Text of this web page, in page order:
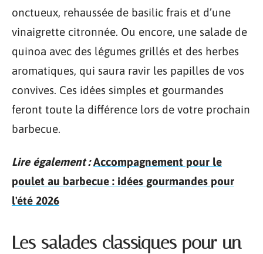
onctueux, rehaussée de basilic frais et d’une
vinaigrette citronnée. Ou encore, une salade de
quinoa avec des légumes grillés et des herbes
aromatiques, qui saura ravir les papilles de vos
convives. Ces idées simples et gourmandes
feront toute la différence lors de votre prochain
barbecue.
Lire également : Accompagnement pour le
poulet au barbecue : idées gourmandes pour
l'été 2026
Les salades classiques pour un